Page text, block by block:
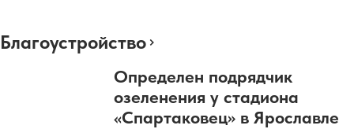
Благоустройство
Определен подрядчик
озеленения у стадиона
«Спартаковец» в Ярославле